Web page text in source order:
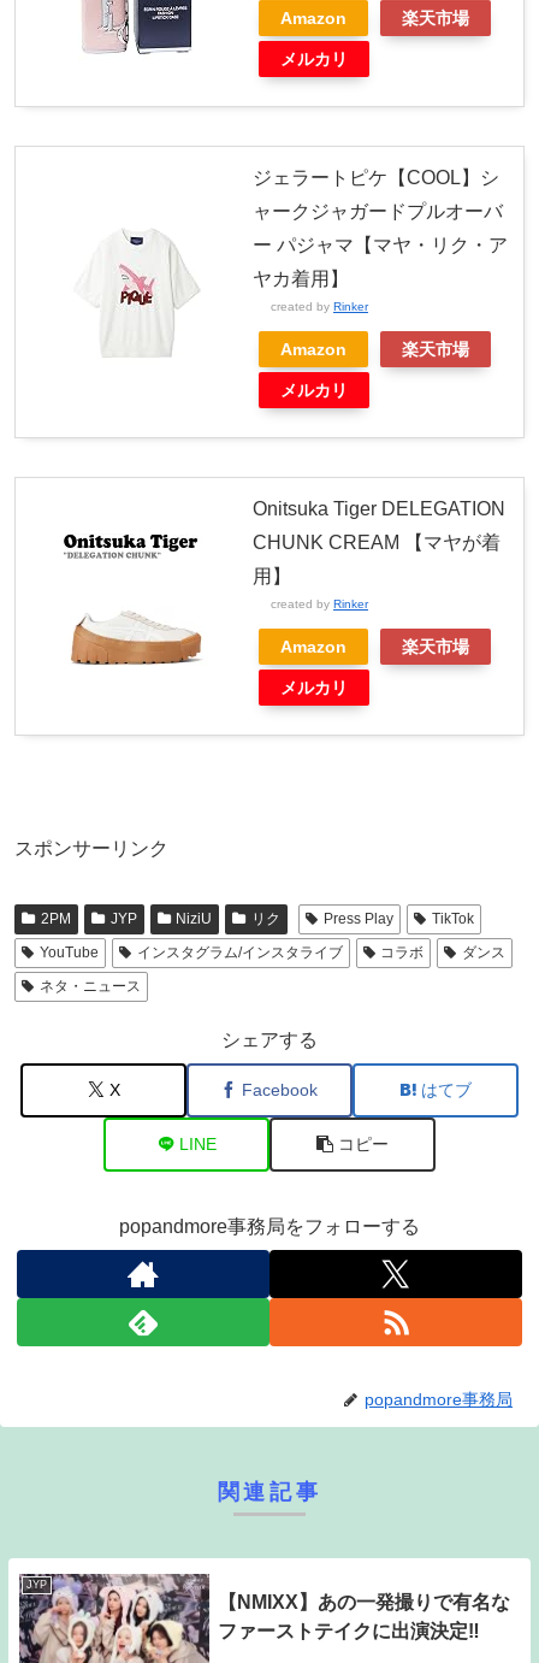
Amazon 楽天市場
メルカリ
ジェラートピケ【COOL】シ
ャークジャガードプルオーバ
ー パジャマ【マヤ・リク・ア
ヤカ着用】
created by Rinker
Amazon 楽天市場
メルカリ
Onitsuka Tiger DELEGATION
CHUNK CREAM 【マヤが着
用】
created by Rinker
Amazon 楽天市場
メルカリ
スポンサーリンク
2PM JYP NiziU リク Press Play
TikTok
YouTube
インスタグラム/インスタライブ コラボ
ダンス
ネタ・ニュース
シェアする
X Facebook はてブ
LINE コピー
popandmore事務局をフォローする
popandmore事務局
関連記事
JYP
【NMIXX】あの一発撮りで有名な
ファーストテイクに出演決定‼